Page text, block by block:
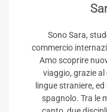
Sono Sara,
commercio
Amo scoprire
viaggio, grazie
lingue straniere,
spagnolo. Tra le